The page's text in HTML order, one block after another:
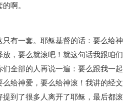
啊。
有一套。耶稣基督的话：要么给神
，要么就滚吧！就这句话我跟咱们
全部的人再说一遍：要么跟我一起
给神爱，要么给神滚！我讲的经文
到了很多人离开了耶稣，最后都滚